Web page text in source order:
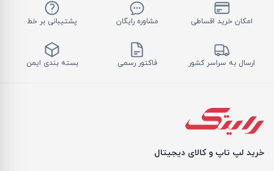
امکان خرید اقساطی مشاوره رایگان پشتیبانی بر خط
ارسال به سراسر کشور فاکتور رسمی بسته بندی ایمن
خرید لپ تاپ و کالای دیجیتال